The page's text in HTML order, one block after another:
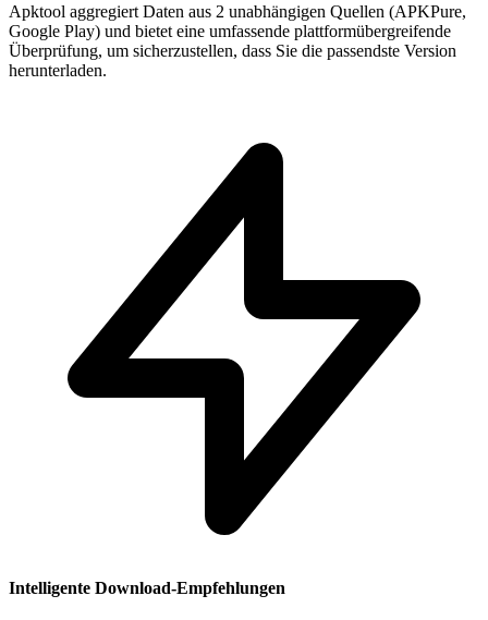
Apktool aggregiert Daten aus 2 unabhängigen Quellen (APKPure,
Google Play) und bietet eine umfassende plattformübergreifende
Überprüfung, um sicherzustellen, dass Sie die passendste Version
herunterladen.
Intelligente Download-Empfehlungen